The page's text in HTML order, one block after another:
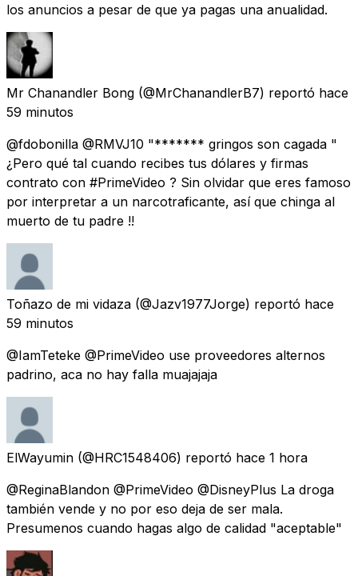
los anuncios a pesar de que ya pagas una anualidad.
Mr Chanandler Bong (@MrChanandlerB7) reportó hace
59 minutos
@fdobonilla @RMVJ10 "******* gringos son cagada "
¿Pero qué tal cuando recibes tus dólares y firmas
contrato con #PrimeVideo ? Sin olvidar que eres famoso
por interpretar a un narcotraficante, así que chinga al
muerto de tu padre !!
Toñazo de mi vidaza (@Jazv1977Jorge) reportó hace
59 minutos
@IamTeteke @PrimeVideo use proveedores alternos
padrino, aca no hay falla muajajaja
ElWayumin (@HRC1548406) reportó hace 1 hora
@ReginaBlandon @PrimeVideo @DisneyPlus La droga
también vende y no por eso deja de ser mala.
Presumenos cuando hagas algo de calidad "aceptable"